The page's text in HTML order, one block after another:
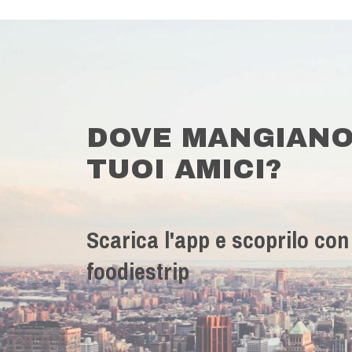
DOVE
TUOI AMICI?
Scarica l'app e scoprilo con
foodiestrip